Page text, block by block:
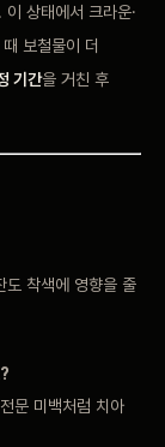
상태에서 크라운·
보철물이 더
기간을 거친 후
착색에 영향을 줄
문 미백처럼 치아